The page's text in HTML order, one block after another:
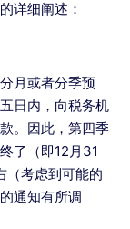
详细阐述：
月或者分季预
日内，向税务机
。因此，第四季
了（即12月31
（考虑到可能的
通知有所调